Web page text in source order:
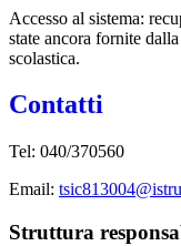
Accesso al sistema:
state ancora fornite
scolastica.
Contatti
Tel: 040/370560
Email:
Struttura